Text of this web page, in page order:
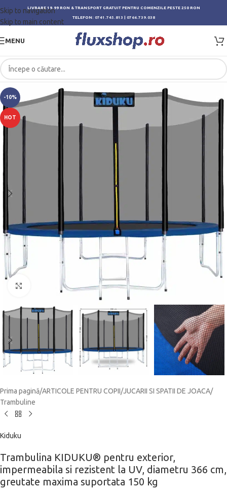
Skip to navigation
Skip to main content
LIVRARE 19.99 RON & TRANSPORT GRATUIT PENTRU COMENZILE PESTE 250 RON
TELEFON: 0741.745.813 0766.739.038
MENU
-10%
HOT
Click to enlarge
Prima pagină/ARTICOLE PENTRU COPII/JUCARII SI SPATII DE JOACA/
Trambuline
Kiduku
Trambulina KIDUKU® pentru exterior,
impermeabila si rezistent la UV, diametru 366 cm,
greutate maxima suportata 150 kg